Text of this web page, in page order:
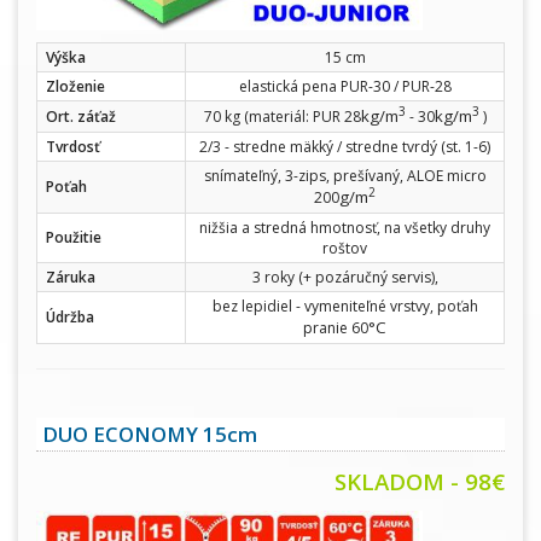
Výška
15 cm
Zloženie
elastická pena PUR-30 / PUR-28
Ort. záťaž
70 kg (materiál: PUR 28kg/m3 - 30kg/m3 )
Tvrdosť
2/3 - stredne mäkký / stredne tvrdý (st. 1-6)
Poťah
snímateľný, 3-zips, prešívaný, ALOE micro
200g/m2
Použitie
nižšia a stredná hmotnosť, na všetky druhy
roštov
Záruka
3 roky (+ pozáručný servis),
Údržba
bez lepidiel - vymeniteľné vrstvy, poťah
pranie 60°C
DUO ECONOMY 15cm
SKLADOM - 98€